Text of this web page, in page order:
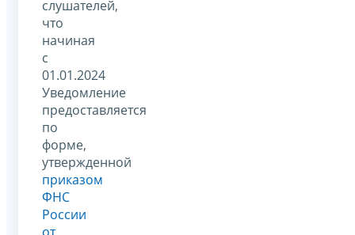
слушателей,
что
начиная
с
01.01.2024
Уведомление
предоставляется
по
форме,
утвержденной
приказом
ФНС
России
от